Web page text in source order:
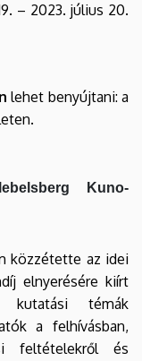
– 2023. július 20.
lehet benyújtani: a
Kuno-
közzétette az idei
elnyerésére kiírt
kutatási témák
a felhívásban,
feltételekről és